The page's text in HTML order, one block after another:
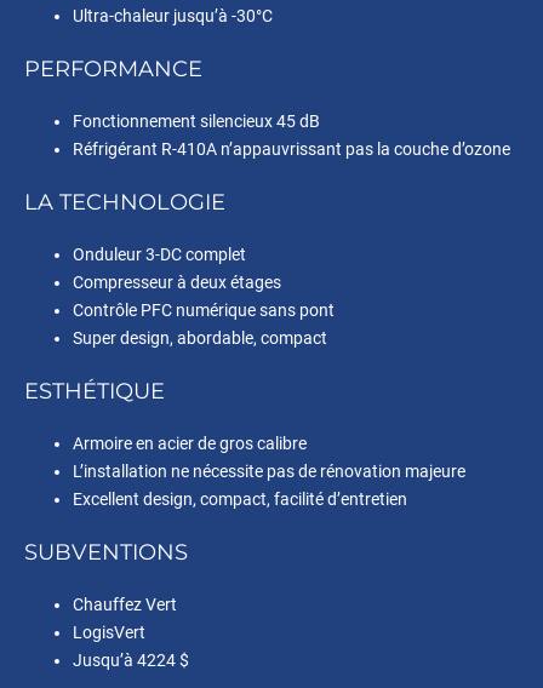
Ultra-chaleur jusqu’à -30°C
PERFORMANCE
Fonctionnement silencieux 45 dB
Réfrigérant R-410A n’appauvrissant pas la couche d’ozone
LA TECHNOLOGIE
Onduleur 3-DC complet
Compresseur à deux étages
Contrôle PFC numérique sans pont
Super design, abordable, compact
ESTHÉTIQUE
Armoire en acier de gros calibre
L’installation ne nécessite pas de rénovation majeure
Excellent design, compact, facilité d’entretien
SUBVENTIONS
Chauffez Vert
LogisVert
Jusqu’à 4224 $